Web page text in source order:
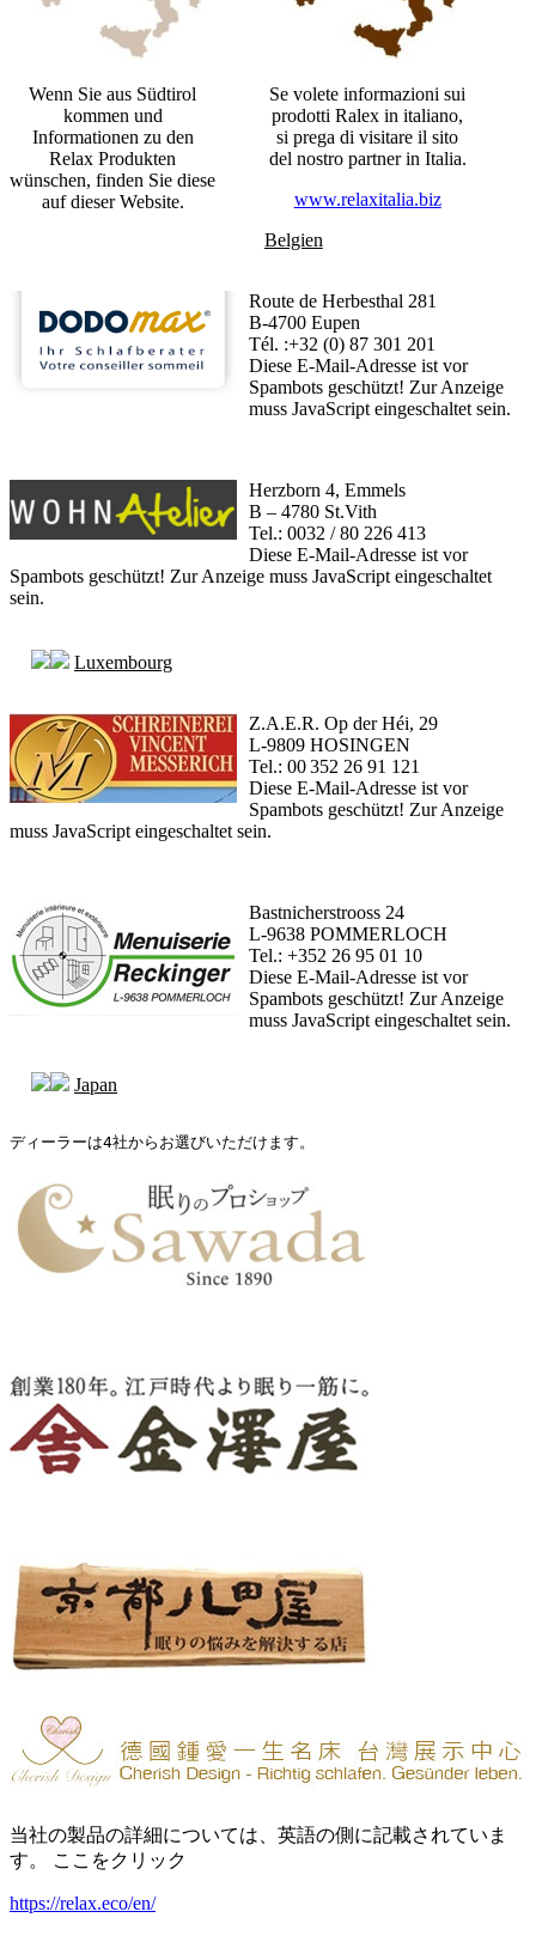
Wenn Sie aus Südtirol
kommen und
Informationen zu den
Relax Produkten
wünschen, finden Sie diese
auf dieser Website.
Se volete informazioni sui
prodotti Ralex in italiano,
si prega di visitare il sito
del nostro partner in Italia.
www.relaxitalia.biz
Belgien
Route de Herbesthal 281
B-4700 Eupen
Tél. :+32 (0) 87 301 201
Diese E-Mail-Adresse ist vor
Spambots geschützt! Zur Anzeige
muss JavaScript eingeschaltet sein.
Herzborn 4, Emmels
B – 4780 St.Vith
Tel.: 0032 / 80 226 413
Diese E-Mail-Adresse ist vor
Spambots geschützt! Zur Anzeige muss JavaScript eingeschaltet
sein.
Luxembourg
Z.A.E.R. Op der Héi, 29
L-9809 HOSINGEN
Tel.: 00 352 26 91 121
Diese E-Mail-Adresse ist vor
Spambots geschützt! Zur Anzeige
muss JavaScript eingeschaltet sein.
Bastnicherstrooss 24
L-9638 POMMERLOCH
Tel.: +352 26 95 01 10
Diese E-Mail-Adresse ist vor
Spambots geschützt! Zur Anzeige
muss JavaScript eingeschaltet sein.
Japan
ディーラーは4社からお選びいただけます。
当社の製品の詳細については、英語の側に記載されていま
す。 ここをクリック
https://relax.eco/en/